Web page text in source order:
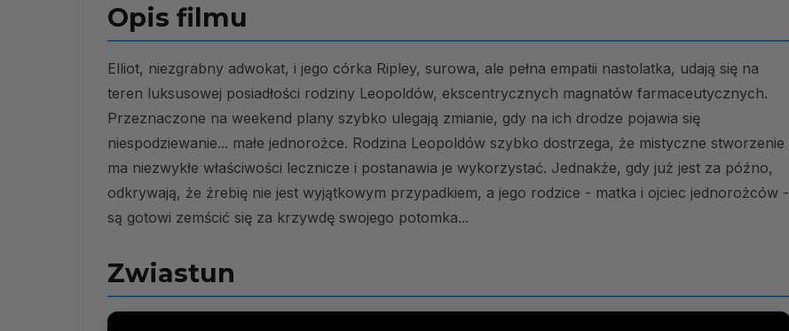
Opis filmu
Elliot, niezgrabny adwokat, i jego córka Ripley, surowa, ale pełna empatii nastolatka, udają się na
teren luksusowej posiadłości rodziny Leopoldów, ekscentrycznych magnatów farmaceutycznych.
Przeznaczone na weekend plany szybko ulegają zmianie, gdy na ich drodze pojawia się
niespodziewanie... małe jednorożce. Rodzina Leopoldów szybko dostrzega, że mistyczne stworzenie
ma niezwykłe właściwości lecznicze i postanawia je wykorzystać. Jednakże, gdy już jest za późno,
odkrywają, że źrebię nie jest wyjątkowym przypadkiem, a jego rodzice - matka i ojciec jednorożców -
są gotowi zemścić się za krzywdę swojego potomka...
Zwiastun